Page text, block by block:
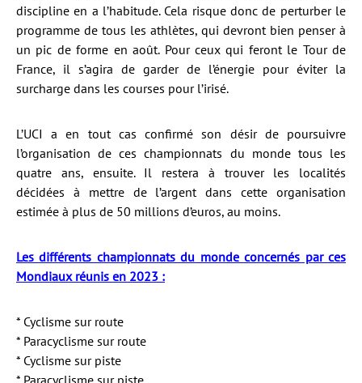
discipline en a l’habitude. Cela risque donc de perturber le
programme de tous les athlètes, qui devront bien penser à
un pic de forme en août. Pour ceux qui feront le Tour de
France, il s’agira de garder de l’énergie pour éviter la
surcharge dans les courses pour l’irisé.
L’UCI a en tout cas confirmé son désir de poursuivre
l’organisation de ces championnats du monde tous les
quatre ans, ensuite. Il restera à trouver les localités
décidées à mettre de l’argent dans cette organisation
estimée à plus de 50 millions d’euros, au moins.
Les différents championnats du monde concernés par ces
Mondiaux réunis en 2023 :
* Cyclisme sur route
* Paracyclisme sur route
* Cyclisme sur piste
* Paracyclisme sur piste